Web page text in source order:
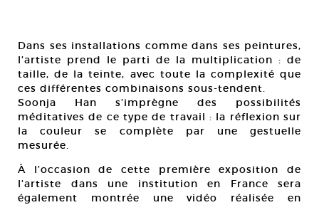
Dans ses installations comme dans ses peintures,
l’artiste prend le parti de la multiplication : de
taille, de la teinte, avec toute la complexité que
ces différentes combinaisons sous-tendent.
Soonja Han s’imprègne des possibilités
méditatives de ce type de travail : la réflexion sur
la couleur se complète par une gestuelle
mesurée.
À l’occasion de cette première exposition de
l’artiste dans une institution en France sera
également montrée une vidéo réalisée en